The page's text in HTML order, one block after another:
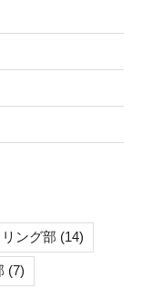
ング部 (14)
(7)